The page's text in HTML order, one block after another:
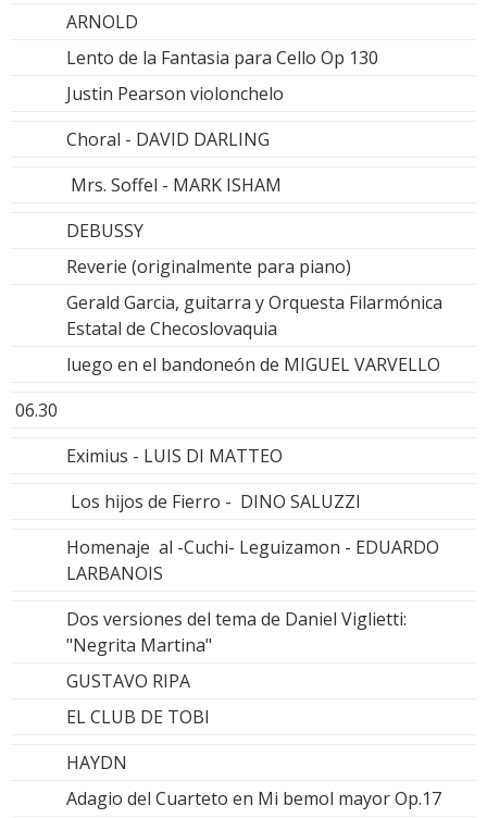
ARNOLD
Lento de la Fantasia para Cello Op 130
Justin Pearson violonchelo
Choral - DAVID DARLING
Mrs. Soffel - MARK ISHAM
DEBUSSY
Reverie (originalmente para piano)
Gerald Garcia, guitarra y Orquesta Filarmónica
Estatal de Checoslovaquia
luego en el bandoneón de MIGUEL VARVELLO
06.30
Eximius - LUIS DI MATTEO
Los hijos de Fierro - DINO SALUZZI
Homenaje al -Cuchi- Leguizamon - EDUARDO
LARBANOIS
Dos versiones del tema de Daniel Viglietti:
"Negrita Martina"
GUSTAVO RIPA
EL CLUB DE TOBI
HAYDN
Adagio del Cuarteto en Mi bemol mayor Op.17